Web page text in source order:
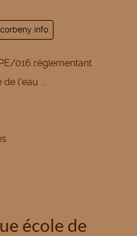
corbeny info
016 réglementant
l'eau ...
école de